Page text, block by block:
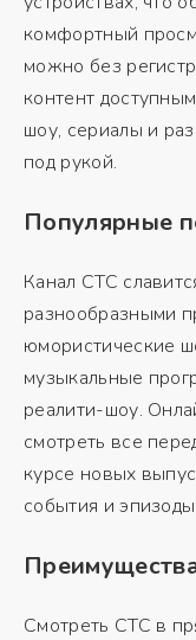
комфортный
можно без
контент
шоу, сериалы и
под рукой.
Популярные
Канал СТС
разнообразными
юмористические
музыкальные
реалити-шоу.
смотреть все
курсе новых
события и
Смотреть СТС в